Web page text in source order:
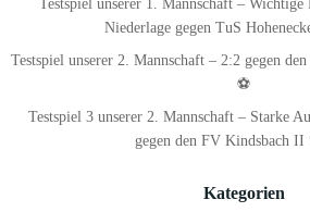
Testspiel unserer 1. Mannschaft –
Niederlage gegen TuS
Testspiel unserer 2. Mannschaft – 2:2 gegen
⚽
Testspiel 3 unserer 2. Mannschaft – Starke
gegen den FV Kindsbach II
Kategorien